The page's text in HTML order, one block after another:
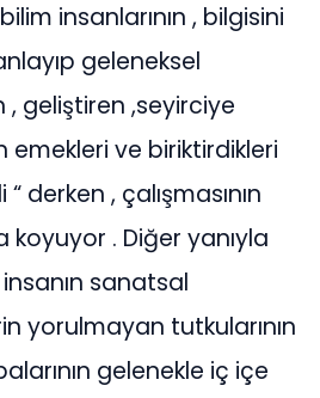
insanlarının , bilgisini
geleneksel
geliştiren ,seyirciye
emekleri ve biriktirdikleri
derken , çalışmasının
. Diğer yanıyla
sanatsal
yorulmayan tutkularının
gelenekle iç içe